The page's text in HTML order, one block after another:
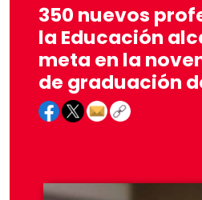
350 nuevos
la Educación
meta en la
de graduación